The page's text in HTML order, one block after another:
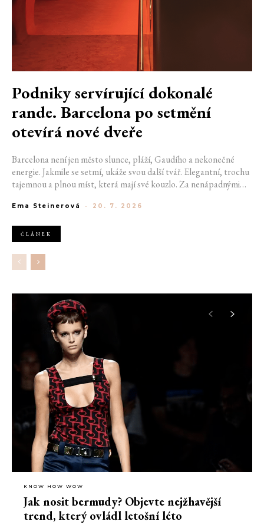
Podniky servírující dokonalé
rande. Barcelona po setmění
otevírá nové dveře
Barcelona není jen město slunce, pláží, Gaudího a nekonečné
energie. Jakmile se setmí, ukáže svou další tvář. Elegantní, trochu
tajemnou a plnou míst, která mají své kouzlo. Za nenápadnými
správná hudba. Pokud hledáte místo na rande, na které budete
mohou pomoct začít psát váš výjimečný příběh. Pokud jste si ještě
nevybrali, kam vyrazit se svou drahou polovičkou, nastává
nejvyšší čas vybrat ten pravý podnik.
Ema Steinerová - 20. 7. 2026
ČLÁNEK
KNOW HOW WOW
Jak nosit bermudy? Objevte nejžhavější
trend, který ovládl letošní léto